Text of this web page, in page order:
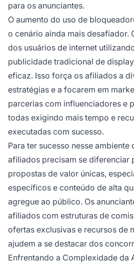
para os anunciantes.
O aumento do uso de
o cenário ainda mais desafiador.
dos usuários de internet
publicidade tradicional de
eficaz. Isso força os afiliados a
estratégias e a focarem em
parcerias com influenciadores e
todas exigindo mais tempo e
executadas com sucesso.
Para ter sucesso nesse
afiliados precisam se diferenciar
propostas de valor únicas,
específicos e conteúdo de alta
agregue ao público. Os
afiliados com estruturas de
ofertas exclusivas e recursos de
ajudem a se destacar dos
Enfrentando a Complexidade da